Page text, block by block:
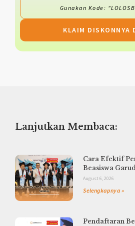
Gunakan Kode:
KLAIM DISKONNYA
Lanjutkan Membaca:
Cara Efektif
Beasiswa
August 6, 2026
Selengkapnya »
Pendaftaran